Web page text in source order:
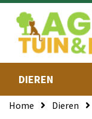
DIEREN
Home Dieren